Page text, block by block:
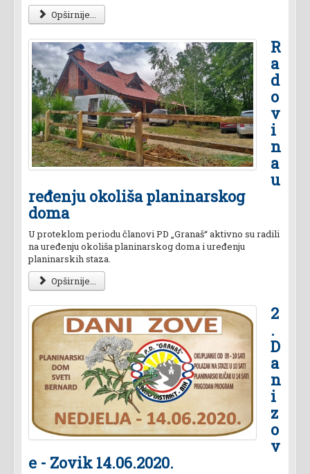
Opširnije...
R
a
d
o
v
i
n
a
u
ređenju okoliša planinarskog
doma
U proteklom periodu članovi PD „Granaš“ aktivno su radili
na uređenju okoliša planinarskog doma i uređenju
planinarskih staza.
Opširnije...
2
.
D
a
n
i
z
o
v
e - Zovik 14.06.2020.